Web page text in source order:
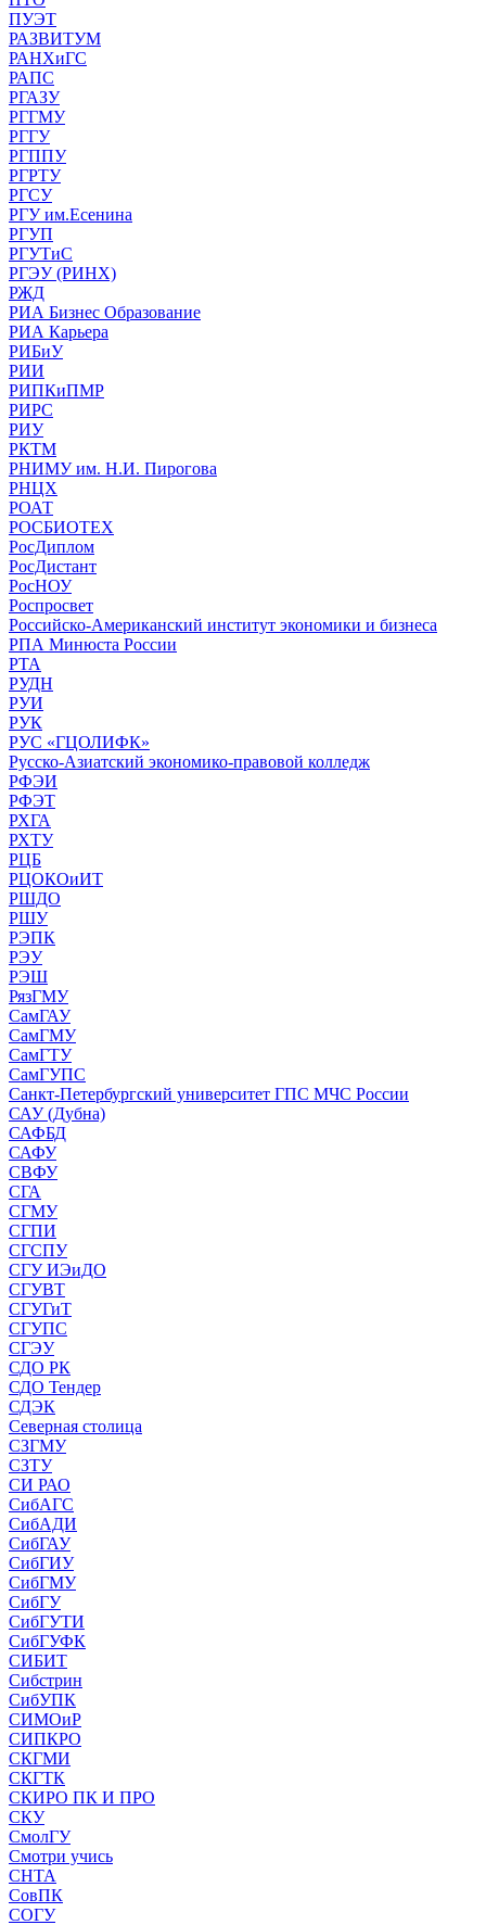
ПУЭТ
РАЗВИТУМ
РАНХиГС
РАПС
РГАЗУ
РГГМУ
РГГУ
РГППУ
РГРТУ
РГСУ
РГУ им.Есенина
РГУП
РГУТиС
РГЭУ (РИНХ)
РЖД
РИА Бизнес Образование
РИА Карьера
РИБиУ
РИИ
РИПКиПМР
РИРС
РИУ
РКТМ
РНИМУ им. Н.И. Пирогова
РНЦХ
РОАТ
РОСБИОТЕХ
РосДиплом
РосДистант
РосНОУ
Роспросвет
Российско-Американский институт экономики и бизнеса
РПА Минюста России
РТА
РУДН
РУИ
РУК
РУС «ГЦОЛИФК»
Русско-Азиатский экономико-правовой колледж
РФЭИ
РФЭТ
РХГА
РХТУ
РЦБ
РЦОКОиИТ
РШДО
РШУ
РЭПК
РЭУ
РЭШ
РязГМУ
СамГАУ
СамГМУ
СамГТУ
СамГУПС
Санкт-Петербургский университет ГПС МЧС России
САУ (Дубна)
САФБД
САФУ
СВФУ
СГА
СГМУ
СГПИ
СГСПУ
СГУ ИЭиДО
СГУВТ
СГУГиТ
СГУПС
СГЭУ
СДО РК
СДО Тендер
СДЭК
Северная столица
СЗГМУ
СЗТУ
СИ РАО
СибАГС
СибАДИ
СибГАУ
СибГИУ
СибГМУ
СибГУ
СибГУТИ
СибГУФК
СИБИТ
Сибстрин
СибУПК
СИМОиР
СИПКРО
СКГМИ
СКГТК
СКИРО ПК И ПРО
СКУ
СмолГУ
Смотри учись
СНТА
СовПК
СОГУ